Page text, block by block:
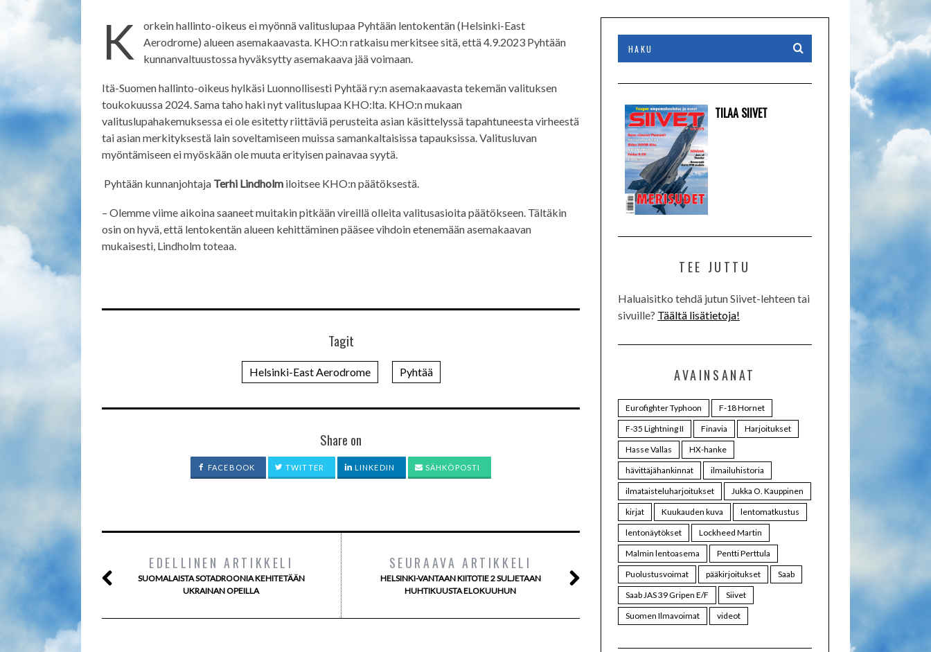
K
orkein hallinto-oikeus ei myönnä valituslupaa Pyhtään lentokentän (Helsinki-East
Aerodrome) alueen asemakaavasta. KHO:n ratkaisu merkitsee sitä, että 4.9.2023 Pyhtään
kunnanvaltuustossa hyväksytty asemakaava jää voimaan.
Itä-Suomen hallinto-oikeus hylkäsi Luonnollisesti Pyhtää ry:n asemakaavasta tekemän valituksen
toukokuussa 2024. Sama taho haki nyt valituslupaa KHO:lta. KHO:n mukaan
valituslupahakemuksessa ei ole esitetty riittäviä perusteita asian käsittelyssä tapahtuneesta virheestä
tai asian merkityksestä lain soveltamiseen muissa samankaltaisissa tapauksissa. Valitusluvan
myöntämiseen ei myöskään ole muuta erityisen painavaa syytä.
Pyhtään kunnanjohtaja Terhi Lindholm iloitsee KHO:n päätöksestä.
– Olemme viime aikoina saaneet muitakin pitkään vireillä olleita valitusasioita päätökseen. Tältäkin
osin on hyvä, että lentokentän alueen kehittäminen pääsee vihdoin etenemään asemakaavan
mukaisesti, Lindholm toteaa.
Tagit
Helsinki-East Aerodrome Pyhtää
Share on
FACEBOOK TWITTER LINKEDIN SÄHKÖPOSTI
EDELLINEN ARTIKKELI
SUOMALAISTA SOTADROONIA KEHITETÄÄN
UKRAINAN OPEILLA
SEURAAVA ARTIKKELI
HELSINKI-VANTAAN KIITOTIE 2 SULJETAAN
HUHTIKUUSTA ELOKUUHUN
TILAA SIIVET
TEE JUTTU
Haluaisitko tehdä jutun Siivet-lehteen tai
sivuille? Täältä lisätietoja!
AVAINSANAT
Eurofighter Typhoon
F-18 Hornet
F-35 Lightning II
Finavia
Harjoitukset
Hasse Vallas
HX-hanke
hävittäjähankinnat
ilmailuhistoria
ilmataisteluharjoitukset
Jukka O. Kauppinen
kirjat
Kuukauden kuva
lentomatkustus
lentonäytökset
Lockheed Martin
Malmin lentoasema
Pentti Perttula
Puolustusvoimat
pääkirjoitukset
Saab
Saab JAS 39 Gripen E/F
Siivet
Suomen Ilmavoimat
videot